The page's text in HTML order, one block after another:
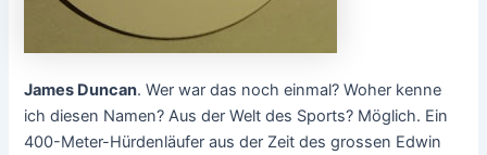
James Duncan. Wer war das noch einmal? Woher kenne
ich diesen Namen? Aus der Welt des Sports? Möglich. Ein
400-Meter-Hürdenläufer aus der Zeit des grossen Edwin